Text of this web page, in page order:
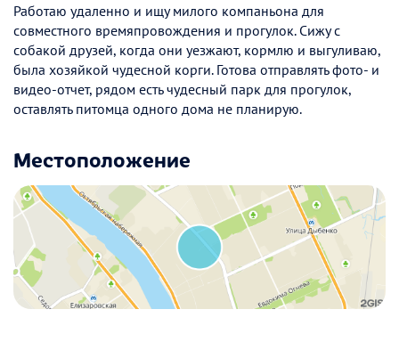
Работаю удаленно и ищу милого компаньона для
совместного времяпровождения и прогулок. Сижу с
собакой друзей, когда они уезжают, кормлю и выгуливаю,
была хозяйкой чудесной корги. Готова отправлять фото- и
видео-отчет, рядом есть чудесный парк для прогулок,
оставлять питомца одного дома не планирую.
Местоположение